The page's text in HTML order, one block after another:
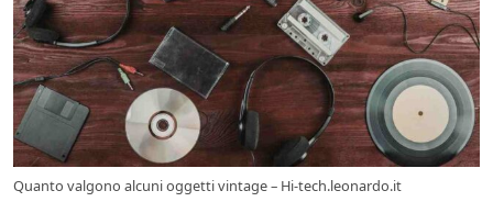
Quanto valgono alcuni oggetti vintage – Hi-tech.leonardo.it